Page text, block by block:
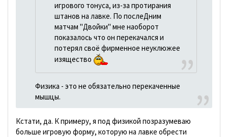
игрового тонуса, из-за протирания
штанов на лавке. По послеДним
матчам "Двойки" мне наоборот
показалось что он перекачался и
потерял своё фирменное неуклюжее
изящество
Физика - это не обязательно перекаченные
мышцы.
Кстати, да. К примеру, я под физикой позразумеваю
больше игровую форму, которую на лавке обрести